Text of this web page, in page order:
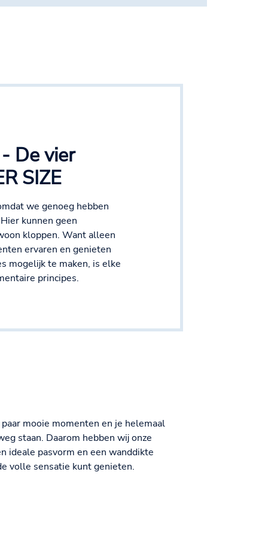
De vier
SIZE
we genoeg hebben
kunnen geen
kloppen. Want alleen
ervaren en genieten
mogelijk te maken, is elke
principes.
mooie momenten en je helemaal
staan. Daarom hebben wij onze
ideale pasvorm en een wanddikte
volle sensatie kunt genieten.